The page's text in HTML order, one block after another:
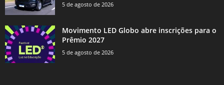
5 de agosto de 2026
Movimento LED Globo abre inscrições para o
Prêmio 2027
5 de agosto de 2026